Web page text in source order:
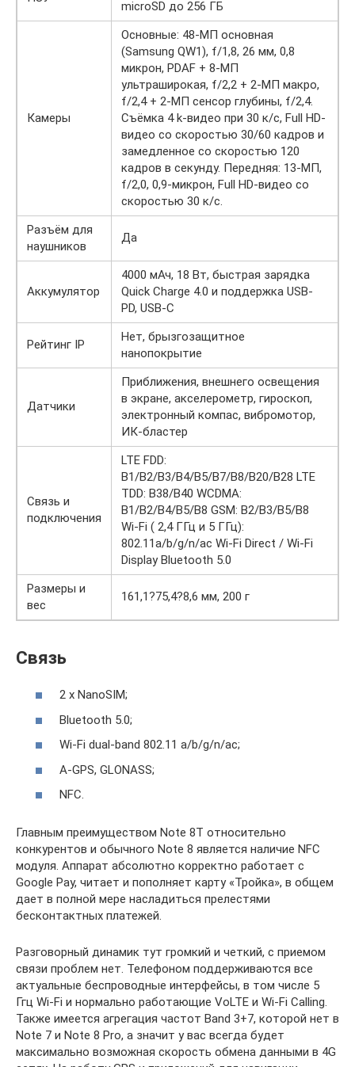
microSD до 256 ГБ
Камеры
Основные: 48-МП основная
(Samsung QW1), f/1,8, 26 мм, 0,8
микрон, PDAF + 8-МП
ультраширокая, f/2,2 + 2-МП макро,
f/2,4 + 2-МП сенсор глубины, f/2,4.
Съёмка 4 k-видео при 30 к/с, Full HD-
видео со скоростью 30/60 кадров и
замедленное со скоростью 120
кадров в секунду. Передняя: 13-МП,
f/2,0, 0,9-микрон, Full HD-видео со
скоростью 30 к/с.
Разъём для
наушников
Да
Аккумулятор
4000 мАч, 18 Вт, быстрая зарядка
Quick Charge 4.0 и поддержка USB-
PD, USB-C
Рейтинг IP
Нет, брызгозащитное
нанопокрытие
Датчики
Приближения, внешнего освещения
в экране, акселерометр, гироскоп,
электронный компас, вибромотор,
ИК-бластер
Связь и
подключения
LTE FDD:
B1/B2/B3/B4/B5/B7/B8/B20/B28 LTE
TDD: B38/B40 WCDMA:
B1/B2/B4/B5/B8 GSM: B2/B3/B5/B8
Wi-Fi ( 2,4 ГГц и 5 ГГц):
802.11a/b/g/n/ac Wi-Fi Direct / Wi-Fi
Display Bluetooth 5.0
Размеры и
вес
161,1?75,4?8,6 мм, 200 г
Связь
2 x NanoSIM;
Bluetooth 5.0;
Wi-Fi dual-band 802.11 a/b/g/n/ac;
A-GPS, GLONASS;
NFC.
Главным преимуществом Note 8T относительно
конкурентов и обычного Note 8 является наличие NFC
модуля. Аппарат абсолютно корректно работает с
Google Pay, читает и пополняет карту «Тройка», в общем
дает в полной мере насладиться прелестями
бесконтактных платежей.
Разговорный динамик тут громкий и четкий, с приемом
связи проблем нет. Телефоном поддерживаются все
актуальные беспроводные интерфейсы, в том числе 5
Ггц Wi-Fi и нормально работающие VoLTE и Wi-Fi Calling.
Также имеется агрегация частот Band 3+7, которой нет в
Note 7 и Note 8 Pro, а значит у вас всегда будет
максимально возможная скорость обмена данными в 4G